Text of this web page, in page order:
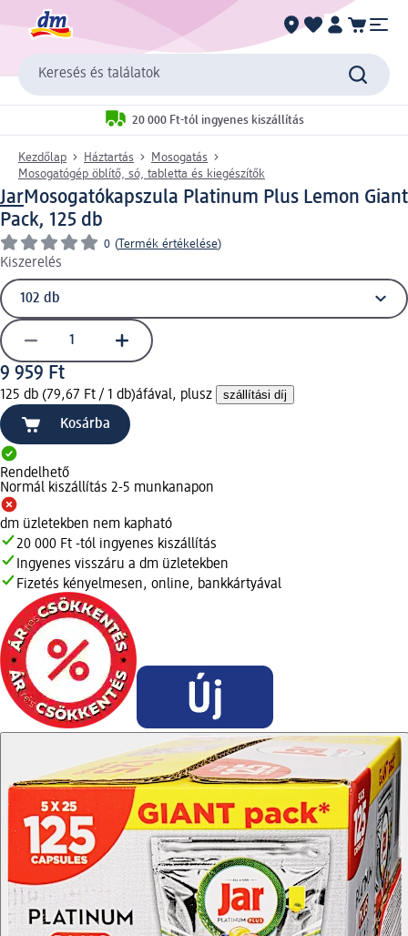
Keresés és találatok
20 000 Ft-tól ingyenes kiszállítás
Kezdőlap Háztartás
Mosogatás
Mosogatógép öblítő, só, tabletta és kiegészítők
JarMosogatókapszula Platinum Plus Lemon Giant
Pack, 125 db
0 (Termék értékelése)
Kiszerelés
9 959 Ft
125 db (79,67 Ft / 1 db)áfával, plusz szállítási díj
Kosárba
Rendelhető
Normál kiszállítás 2-5 munkanapon
dm üzletekben nem kapható
20 000 Ft -tól ingyenes kiszállítás
Ingyenes visszáru a dm üzletekben
Fizetés kényelmesen, online, bankkártyával